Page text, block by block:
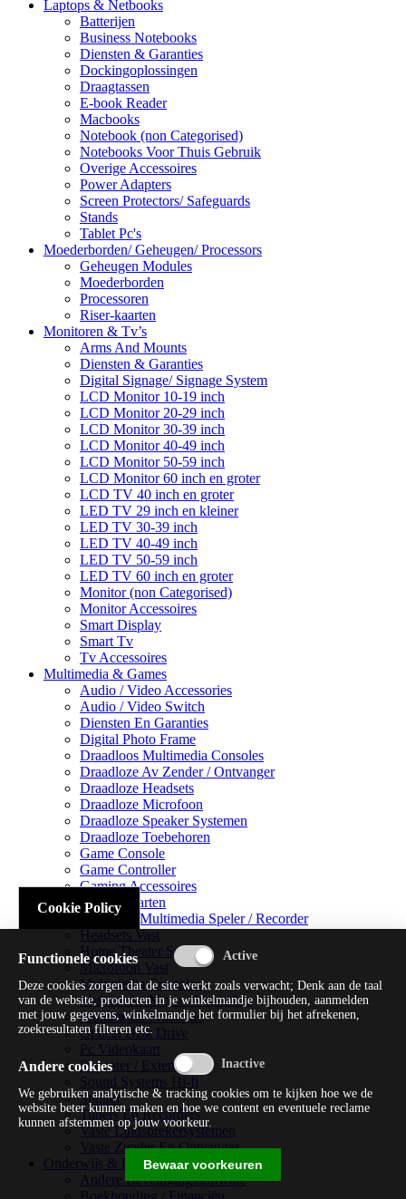
Laptops & Netbooks
Batterijen
Business Notebooks
Diensten & Garanties
Dockingoplossingen
Draagtassen
E-book Reader
Macbooks
Notebook (non Categorised)
Notebooks Voor Thuis Gebruik
Overige Accessoires
Power Adapters
Screen Protectors/ Safeguards
Stands
Tablet Pc's
Moederborden/ Geheugen/ Processors
Geheugen Modules
Moederborden
Processoren
Riser-kaarten
Monitoren & Tv’s
Arms And Mounts
Diensten & Garanties
Digital Signage/ Signage System
LCD Monitor 10-19 inch
LCD Monitor 20-29 inch
LCD Monitor 30-39 inch
LCD Monitor 40-49 inch
LCD Monitor 50-59 inch
LCD Monitor 60 inch en groter
LCD TV 40 inch en groter
LED TV 29 inch en kleiner
LED TV 30-39 inch
LED TV 40-49 inch
LED TV 50-59 inch
LED TV 60 inch en groter
Monitor (non Categorised)
Monitor Accessoires
Smart Display
Smart Tv
Tv Accessoires
Multimedia & Games
Audio / Video Accessories
Audio / Video Switch
Diensten En Garanties
Digital Photo Frame
Draadloos Multimedia Consoles
Draadloze Av Zender / Ontvanger
Draadloze Headsets
Draadloze Microfoon
Draadloze Speaker Systemen
Draadloze Toebehoren
Game Console
Game Controller
Gaming Accessoires
Geluidskaarten
Handheld Multimedia Speler / Recorder
Headsets Vast
Home Theater Systems
Microfoon Vast
Multimedia Consoles
Multimedia Mixer / Versterker
Multimedia Productie
Optical Disk Drive
Pc Videokaart
Repeater / Extender
Sound Systems Hi-fi
Splitter
Tuners En Recorders
Vaste Luidsprekersystemen
Vaste Zender En Ontvanger
Onderwijs & Recreatie
Andere Beveiligingssoftware
Cookie Policy
Functionele cookies
Deze cookies zorgen dat de site werkt zoals verwacht; Denk aan de taal
van de website, producten in je winkelmandje bijhouden, aanmelden
met jouw gegevens, winkelmandje het formulier bij het afrekenen,
zoekresultaten filteren etc.
Andere cookies
We gebruiken analytische & tracking cookies om te kijken hoe we de
website beter kunnen maken en hoe we content en eventuele reclame
kunnen afstemmen op jouw voorkeur.
Bewaar voorkeuren